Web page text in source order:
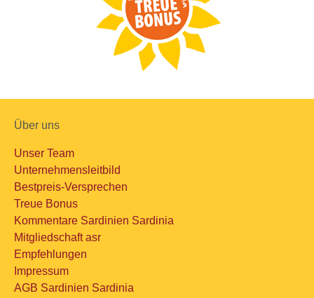
Über uns
Unser Team
Unternehmensleitbild
Bestpreis-Versprechen
Treue Bonus
Kommentare Sardinien Sardinia
Mitgliedschaft asr
Empfehlungen
Impressum
AGB Sardinien Sardinia